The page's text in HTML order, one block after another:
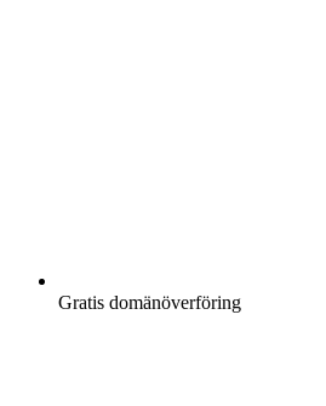
Gratis domänöverföring